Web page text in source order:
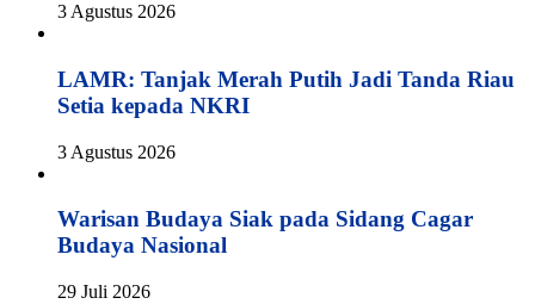
3 Agustus 2026
LAMR: Tanjak Merah Putih Jadi Tanda Riau
Setia kepada NKRI
3 Agustus 2026
Warisan Budaya Siak pada Sidang Cagar
Budaya Nasional
29 Juli 2026